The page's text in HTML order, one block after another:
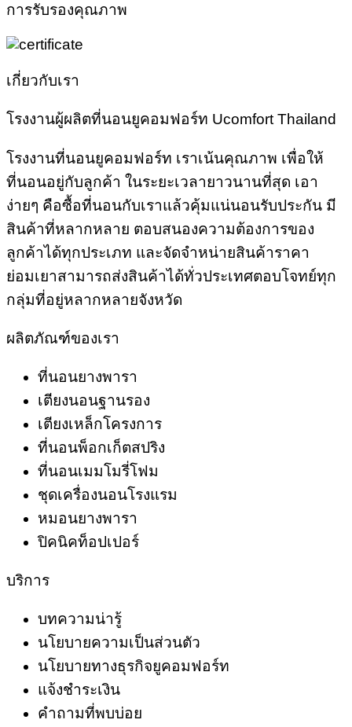
การรับรองคุณภาพ
เกี่ยวกับเรา
โรงงานผู้ผลิตที่นอนยูคอมฟอร์ท Ucomfort Thailand
โรงงานที่นอนยูคอมฟอร์ท เราเน้นคุณภาพ เพื่อให้
ที่นอนอยู่กับลูกค้า ในระยะเวลายาวนานที่สุด เอา
ง่ายๆ คือซื้อที่นอนกับเราแล้วคุ้มแน่นอนรับประกัน มี
สินค้าที่หลากหลาย ตอบสนองความต้องการของ
ลูกค้าได้ทุกประเภท และจัดจำหน่ายสินค้าราคา
ย่อมเยาสามารถส่งสินค้าได้ทั่วประเทศตอบโจทย์ทุก
กลุ่มที่อยู่หลากหลายจังหวัด
ผลิตภัณฑ์ของเรา
ที่นอนยางพารา
เตียงนอนฐานรอง
เตียงเหล็กโครงการ
ที่นอนพ็อกเก็ตสปริง
ที่นอนเมมโมรี่โฟม
ชุดเครื่องนอนโรงแรม
หมอนยางพารา
ปิคนิคท็อปเปอร์
บริการ
บทความน่ารู้
นโยบายความเป็นส่วนตัว
นโยบายทางธุรกิจยูคอมฟอร์ท
แจ้งชำระเงิน
คำถามที่พบบ่อย